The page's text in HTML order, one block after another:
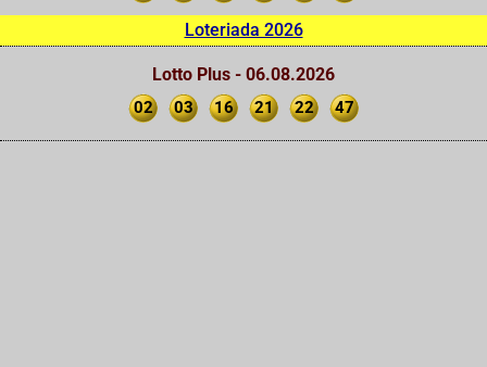
Loteriada 2026
Lotto Plus - 06.08.2026
02 03 16 21 22 47